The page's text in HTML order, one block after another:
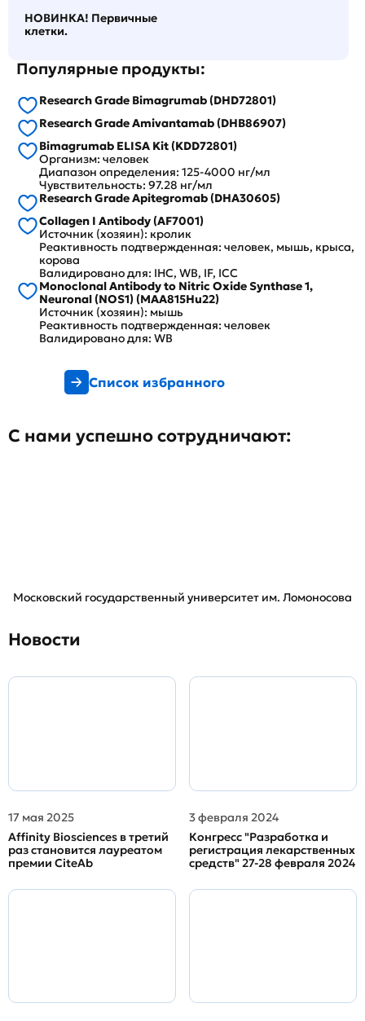
НОВИНКА! Первичные
клетки.
Популярные продукты:
Research Grade Bimagrumab (DHD72801)
Research Grade Amivantamab (DHB86907)
Bimagrumab ELISA Kit (KDD72801)
Организм: человек
Диапазон определения: 125-4000 нг/мл
Чувствительность: 97.28 нг/мл
Research Grade Apitegromab (DHA30605)
Collagen I Antibody (AF7001)
Источник (хозяин): кролик
Реактивность подтвержденная: человек, мышь, крыса,
корова
Валидировано для: IHC, WB, IF, ICC
Monoclonal Antibody to Nitric Oxide Synthase 1,
Neuronal (NOS1) (MAA815Hu22)
Источник (хозяин): мышь
Реактивность подтвержденная: человек
Валидировано для: WB
Список избранного
С нами успешно сотрудничают:
Московский государственный университет им. Ломоносова
Новости
17 мая 2025
Affinity Biosciences в третий
раз становится лауреатом
премии CiteAb
3 февраля 2024
Конгресс "Разработка и
регистрация лекарственных
средств" 27-28 февраля 2024